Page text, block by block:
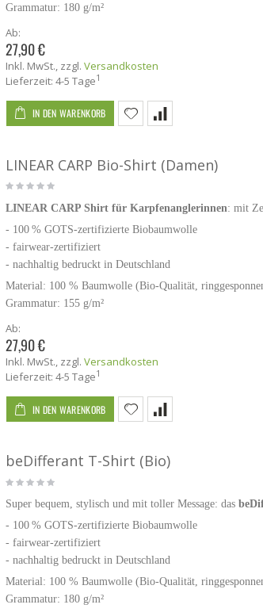
Grammatur: 180 g/m²
Ab:
27,90 €
Inkl. MwSt. zzgl. Versandkosten
Lieferzeit: 4-5 Tage1
IN DEN WARENKORB
LINEAR CARP Bio-Shirt (Damen)
LINEAR CARP Shirt für Karpfenanglerinnen: mit
- 100 % GOTS-zertifizierte Biobaumwolle
- fairwear-zertifiziert
- nachhaltig bedruckt in Deutschland
Material: 100 % Baumwolle (Bio-Qualität,
Grammatur: 155 g/m²
Ab:
27,90 €
Inkl. MwSt., zzgl. Versandkosten
Lieferzeit: 4-5 Tage1
IN DEN WARENKORB
beDifferant T-Shirt (Bio)
Super bequem, stylisch und mit toller Message: das
- 100 % GOTS-zertifizierte Biobaumwolle
- fairwear-zertifiziert
- nachhaltig bedruckt in Deutschland
Material: 100 % Baumwolle (Bio-Qualität,
Grammatur: 180 g/m²